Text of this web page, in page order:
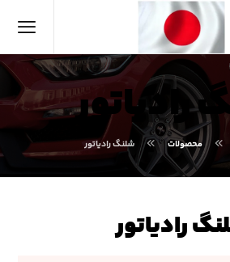
رادیاتور
محصولات شلنگ رادیاتور
رادیاتور